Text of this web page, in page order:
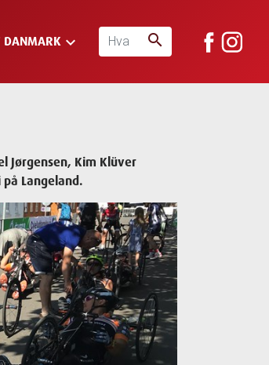
DANMARK keyboard_arrow_down search
Jørgensen, Kim Klüver
Langeland.